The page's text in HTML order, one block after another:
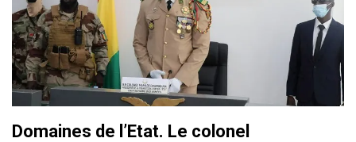
Domaines de l’Etat. Le colonel